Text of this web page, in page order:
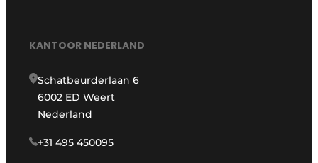
KANTOOR NEDERLAND
Schatbeurderlaan 6
6002 ED Weert
Nederland
+31 495 450095